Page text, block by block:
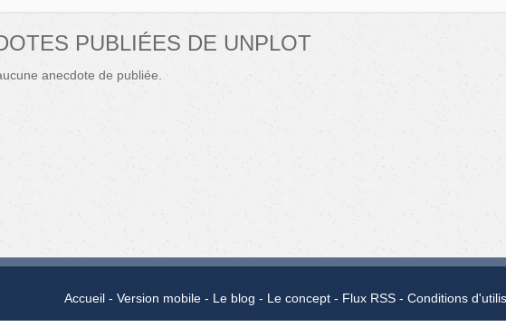
PUBLIÉES DE UNPLOT
anecdote de publiée.
Accueil Version mobile Le blog Le concept Flux RSS Conditions